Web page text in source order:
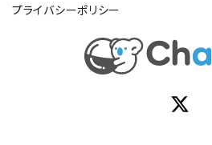
プライバシーポリシー